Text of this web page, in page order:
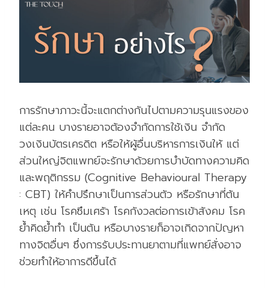
การรักษาภาวะนี้จะแตกต่างกันไปตามความรุนแรงของ
แต่ละคน บางรายอาจต้องจำกัดการใช้เงิน จำกัด
วงเงินบัตรเครดิต หรือให้ผู้อื่นบริหารการเงินให้ แต่
ส่วนใหญ่จิตแพทย์จะรักษาด้วยการบำบัดทางความคิด
และพฤติกรรม (Cognitive Behavioural Therapy
: CBT) ให้คำปรึกษาเป็นการส่วนตัว หรือรักษาที่ต้น
เหตุ เช่น โรคซึมเศร้า โรคกังวลต่อการเข้าสังคม โรค
ย้ำคิดย้ำทำ เป็นต้น หรือบางรายก็อาจเกิดจากปัญหา
ทางจิตอื่นๆ ซึ่งการรับประทานยาตามที่แพทย์สั่งอาจ
ช่วยทำให้อาการดีขึ้นได้